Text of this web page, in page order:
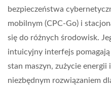
bezpieczeństwa
mobilnym (CPC-Go) i
się do różnych środowisk.
intuicyjny interfejs
stan maszyn, zużycie
niezbędnym rozwiązaniem